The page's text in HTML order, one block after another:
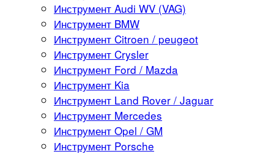
Инструмент Audi WV (VAG)
Инструмент BMW
Инструмент Citroen / peugeot
Инструмент Crysler
Инструмент Ford / Mazda
Инструмент Kia
Инструмент Land Rover / Jaguar
Инструмент Mercedes
Инструмент Opel / GM
Инструмент Porsche